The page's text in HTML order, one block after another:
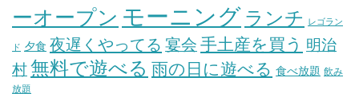
ーオープン モーニング ランチ レゴラン
ド 夕食 夜遅くやってる 宴会 手土産を買う 明治
村無料で遊べる 雨の日に遊べる 食べ放題 飲み
放題